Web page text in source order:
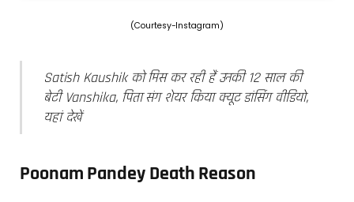
(Courtesy-Instagram)
Satish Kaushik को मिस कर रही हैं उनकी 12 साल की
बेटी Vanshika, पिता संग शेयर किया क्यूट डांसिंग वीडियो,
यहां देखें
Poonam Pandey Death Reason